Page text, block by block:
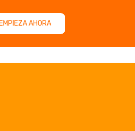
EMPIEZA AHORA